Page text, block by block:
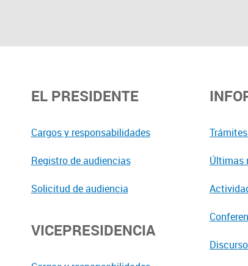
EL PRESIDENTE
Cargos y responsabilidades
Registro de audiencias
Solicitud de audiencia
VICEPRESIDENCIA
Últimas